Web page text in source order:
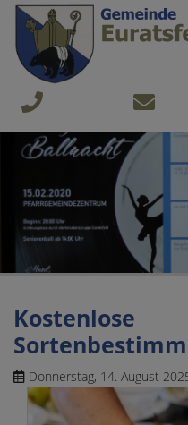
Sprungmarken
Springe direkt zu:
+43
7474
240
Kostenlose
Donnerstag, 14. August